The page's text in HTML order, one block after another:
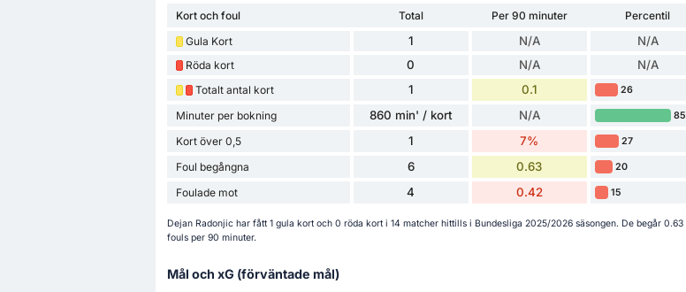
Kort och foul Total Per 90 minuter
Percentil
Gula Kort
1 N/A N/A
Röda kort 0 N/A N/A
Totalt antal kort 1 0.1 26
Minuter per bokning 860 min' / kort N/A 85
Kort över 0,5 1 7% 27
Foul begångna 6 0.63 20
Foulade mot 4 0.42 15
Dejan Radonjic har fått 1 gula kort och 0 röda kort i 14 matcher hittills i Bundesliga 2025/2026 säsongen. De begår 0.63
fouls per 90 minuter.
Mål och xG (förväntade mål)